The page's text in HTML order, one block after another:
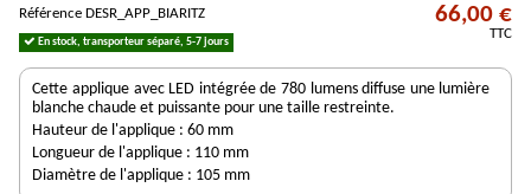
Référence DESR_APP_BIARITZ
En stock, transporteur séparé, 5-7 jours
66,00 €
TTC
Cette applique avec LED intégrée de 780 lumens diffuse une lumière
blanche chaude et puissante pour une taille restreinte.
Hauteur de l'applique : 60 mm
Longueur de l'applique : 110 mm
Diamètre de l'applique : 105 mm